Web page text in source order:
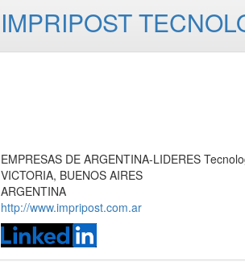
IMPRIPOST
EMPRESAS DE ARGENTINA-LIDERES
VICTORIA, BUENOS AIRES
ARGENTINA
http://www.impripost.com.ar